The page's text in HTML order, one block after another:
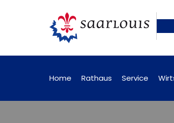
künftig online abrufbar
Home Rathaus Service